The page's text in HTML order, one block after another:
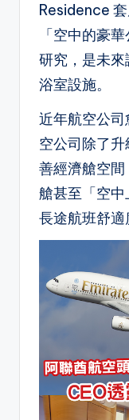
Residence
「空中的豪
研究，是未
浴室設施。
近年航空公
空公司除了
善經濟艙空
艙甚至「空
長途航班舒適